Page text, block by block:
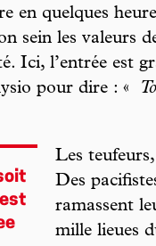
en quelques
sein les valeurs
Ici, l’entrée est
pour dire : «
Les
Des
ramassent
mille lieues